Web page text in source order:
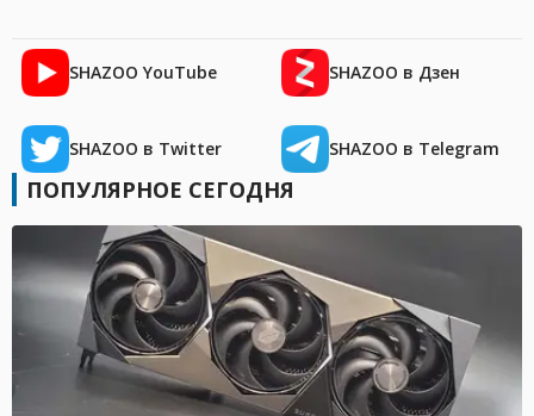
SHAZOO YouTube SHAZOO в Дзен
SHAZOO в Twitter SHAZOO в Telegram
ПОПУЛЯРНОЕ СЕГОДНЯ